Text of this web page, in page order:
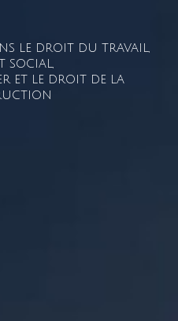
LE DROIT DU TRAVAIL,
SOCIAL,
ET LE DROIT DE LA